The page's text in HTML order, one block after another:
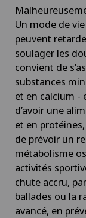
Chirurgie
Chirurgie
Chirurgie
Chirurgie
Chirurgie
Chirurgie
Un mode de
peuvent
soulager les
convient de
substances
et en calcium -
d’avoir une
et en
de prévoir un
métabolisme
activités
chute accru,
ballades ou la
avancé, en